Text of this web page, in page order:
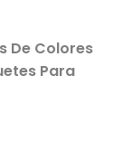
De Colores
Para